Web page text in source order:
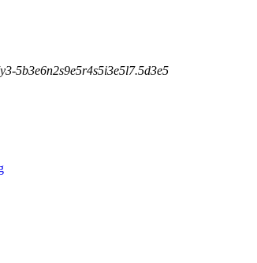
y3-5b3e6n2s9e5r4s5i3e5l7.5d3e5